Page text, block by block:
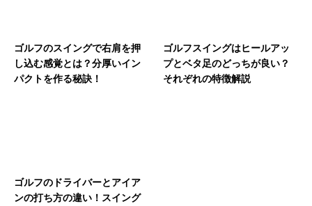
ゴルフのスイングで右肩を押
し込む感覚とは？分厚いイン
パクトを作る秘訣！
ゴルフスイングはヒールアッ
プとベタ足のどっちが良い？
それぞれの特徴解説
ゴルフのドライバーとアイア
ンの打ち方の違い！スイング